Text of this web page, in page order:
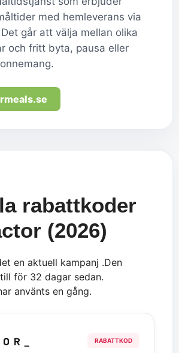
med hemleverans via
går att välja mellan olika
och fritt byta, pausa eller
rabattkoder
(2026)
en aktuell kampanj .Den
för 32 dagar sedan.
använts en gång.
RABATTKOD